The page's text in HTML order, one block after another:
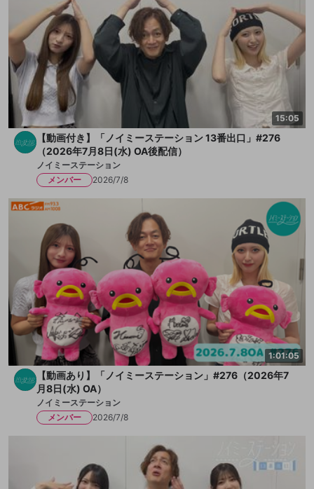
15:05
【動画付き】「ノイミーステーション 13番出口」#276
（2026年7月8日(水) OA後配信）
ノイミーステーション
メンバー
2026/7/8
1:01:05
【動画あり】「ノイミーステーション」#276（2026年7
月8日(水) OA）
ノイミーステーション
メンバー
2026/7/8